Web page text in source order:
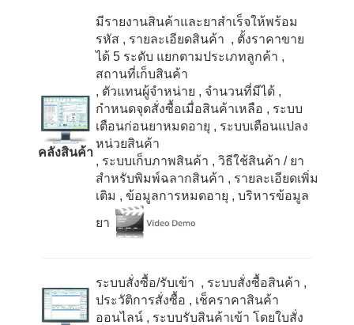
คลังสินค้า
มีรายงานสินค้าและยาสำเร็จให้พร้อม
รหัส , รายละเอียดสินค้า , ตั้งราคาขาย
ได้ 5 ระดับ แยกตามประเภทลูกค้า ,
สถานที่เก็บสินค้า
, ตัวแทนผู้จำหน่าย , จำนวนที่มีได้ ,
กำหนดจุดสั่งซื้อเมื่อสินค้าเหลือ , ระบบ
เตือนก่อนยาหมดอายุ , ระบบเตือนแปลง
หน่วยสินค้า
, ระบบเก็บภาพสินค้า , วิธีใช้สินค้า / ยา
สำหรับพิมพ์ฉลากสินค้า , รายละเอียดเพิ่ม
เติม , ข้อมูลการหมดอายุ , บริหารข้อมูล
ยา
ระบบสั่งซื้อ/รับเข้า , ระบบสั่งซื้อสินค้า ,
ประวัติการสั่งซื้อ , เช็คราคาสินค้า
ออนไลน์ , ระบบรับสินค้าเข้า โดยใบสั่ง